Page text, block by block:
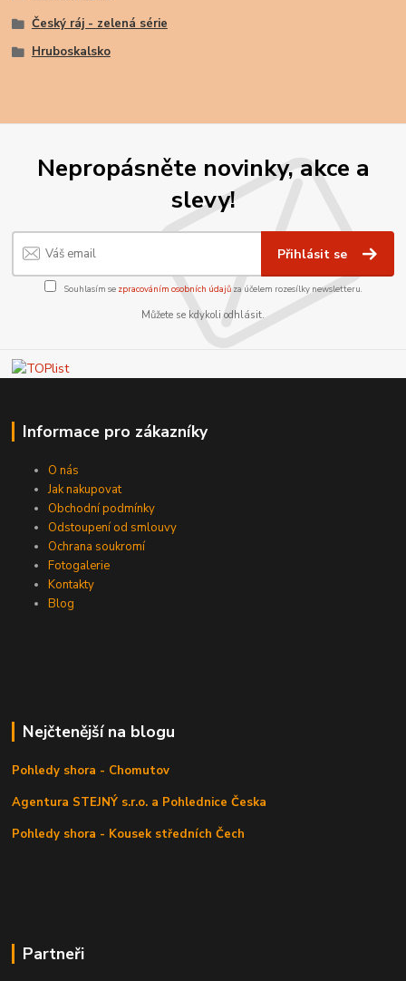
Český ráj - zelená série
Hruboskalsko
Nepropásněte novinky, akce a
slevy!
Přihlásit se
Souhlasím se zpracováním osobních údajůza účelem rozesílky newsletteru.
Můžete se kdykoli odhlásit.
Informace pro zákazníky
O nás
Jak nakupovat
Obchodní podmínky
Odstoupení od smlouvy
Ochrana soukromí
Fotogalerie
Kontakty
Blog
Nejčtenější na blogu
Pohledy shora - Chomutov
Agentura STEJNÝ s.r.o. a Pohlednice Česka
Pohledy shora - Kousek středních Čech
Partneři